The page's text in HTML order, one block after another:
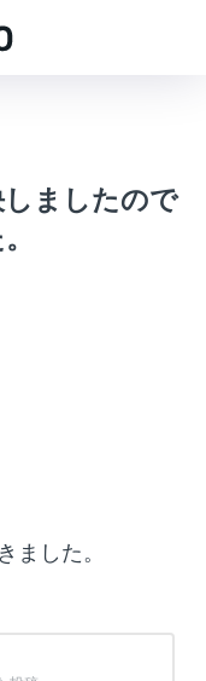
ましたので
ました。